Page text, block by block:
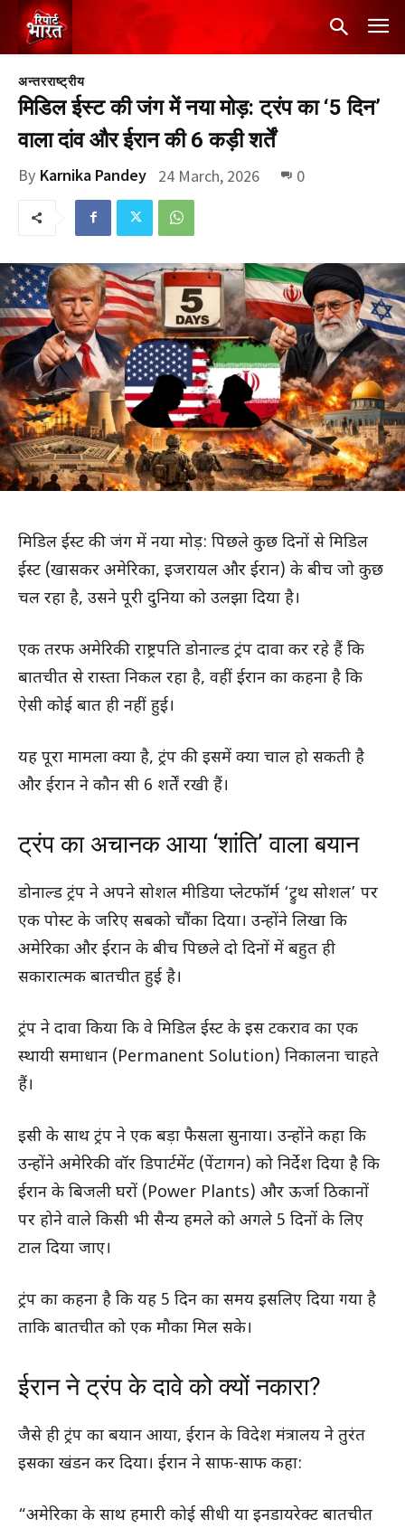
अन्तरराष्ट्रीय
मिडिल ईस्ट की जंग में नया मोड़: ट्रंप का ‘5 दिन’
वाला दांव और ईरान की 6 कड़ी शर्तें
By Karnika Pandey 24 March, 2026 0
मिडिल ईस्ट की जंग में नया मोड़: पिछले कुछ दिनों से मिडिल
ईस्ट (खासकर अमेरिका, इजरायल और ईरान) के बीच जो कुछ
चल रहा है, उसने पूरी दुनिया को उलझा दिया है।
एक तरफ अमेरिकी राष्ट्रपति डोनाल्ड ट्रंप दावा कर रहे हैं कि
बातचीत से रास्ता निकल रहा है, वहीं ईरान का कहना है कि
ऐसी कोई बात ही नहीं हुई।
यह पूरा मामला क्या है, ट्रंप की इसमें क्या चाल हो सकती है
और ईरान ने कौन सी 6 शर्तें रखी हैं।
ट्रंप का अचानक आया ‘शांति’ वाला बयान
डोनाल्ड ट्रंप ने अपने सोशल मीडिया प्लेटफॉर्म ‘ट्रुथ सोशल’ पर
एक पोस्ट के जरिए सबको चौंका दिया। उन्होंने लिखा कि
अमेरिका और ईरान के बीच पिछले दो दिनों में बहुत ही
सकारात्मक बातचीत हुई है।
ट्रंप ने दावा किया कि वे मिडिल ईस्ट के इस टकराव का एक
स्थायी समाधान (Permanent Solution) निकालना चाहते
हैं।
इसी के साथ ट्रंप ने एक बड़ा फैसला सुनाया। उन्होंने कहा कि
उन्होंने अमेरिकी वॉर डिपार्टमेंट (पेंटागन) को निर्देश दिया है कि
ईरान के बिजली घरों (Power Plants) और ऊर्जा ठिकानों
पर होने वाले किसी भी सैन्य हमले को अगले 5 दिनों के लिए
टाल दिया जाए।
ट्रंप का कहना है कि यह 5 दिन का समय इसलिए दिया गया है
ताकि बातचीत को एक मौका मिल सके।
ईरान ने ट्रंप के दावे को क्यों नकारा?
जैसे ही ट्रंप का बयान आया, ईरान के विदेश मंत्रालय ने तुरंत
इसका खंडन कर दिया। ईरान ने साफ-साफ कहा:
“अमेरिका के साथ हमारी कोई सीधी या इनडायरेक्ट बातचीत